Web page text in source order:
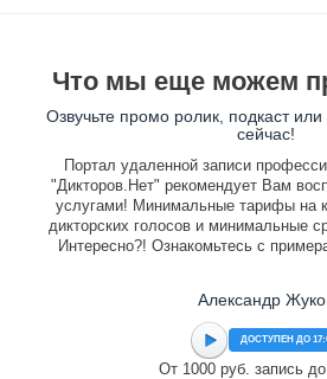
Что мы еще можем
Озвучьте промо ролик, подкаст
сейчас!
Портал удаленной записи
"Дикторов.Нет" рекомендует Вам
услугами! Минимальные тарифы на
дикторских голосов и минимальные
Интересно?! Ознакомьтесь с
Александр
ДОСТУПЕН ДО
От 1000 руб. запись